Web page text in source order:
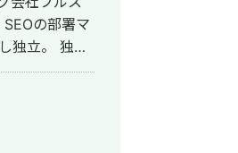
の部署マ
。 独立
ーケターと
StockSunに